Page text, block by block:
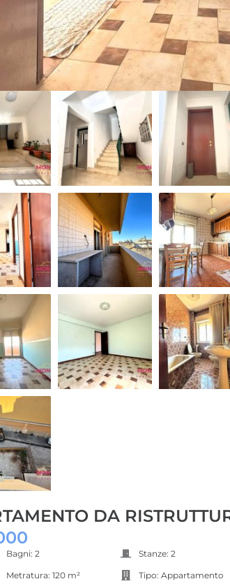
DA
Bagni: 2 Stanze: 2
Metratura: 120 m² Tipo:Appartamento